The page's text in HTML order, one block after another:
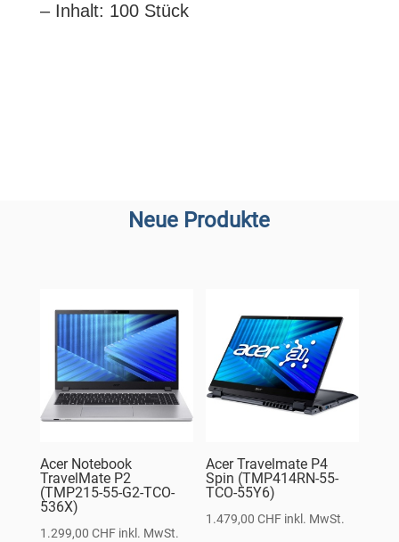
– Inhalt: 100 Stück
Neue Produkte
Acer Notebook
TravelMate P2
(TMP215-55-G2-TCO-
536X)
1.299,00 CHF inkl. MwSt.
Acer Travelmate P4
Spin (TMP414RN-55-
TCO-55Y6)
1.479,00CHF inkl. MwSt.